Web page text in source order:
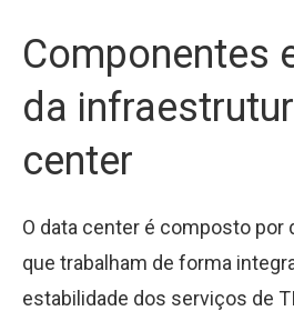
Componentes
da
center
O data center é composto
que trabalham de forma
estabilidade dos serviços de